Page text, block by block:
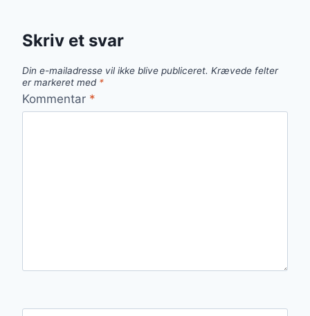
Skriv et svar
Din e-mailadresse vil ikke blive publiceret. Krævede felter
er markeret med *
Kommentar *